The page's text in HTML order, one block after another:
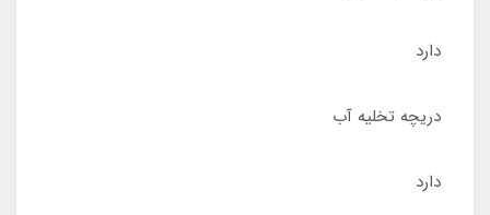
دارد
دریچه تخلیه آب
دارد